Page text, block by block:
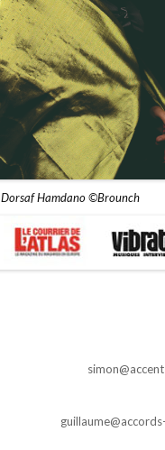
Dorsaf Hamdano ©Brounch